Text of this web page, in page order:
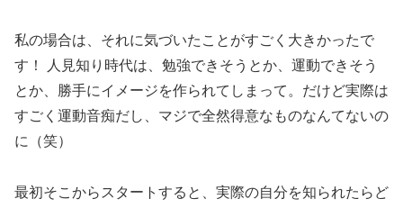
私の場合は、それに気づいたことがすごく大きかったで
す！ 人見知り時代は、勉強できそうとか、運動できそう
とか、勝手にイメージを作られてしまって。だけど実際は
すごく運動音痴だし、マジで全然得意なものなんてないの
に（笑）
最初そこからスタートすると、実際の自分を知られたらど